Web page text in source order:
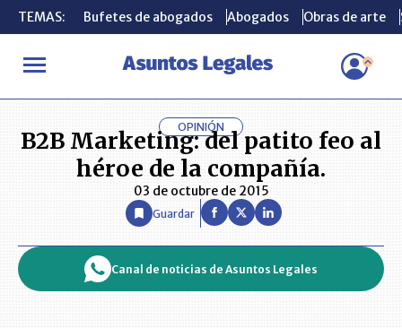
TEMAS: Bufetes de abogados Abogados Obras de arte
INICIO OPINIÓN ASUNTOS LEGALES B2B Marketing: del
TEMAS: Bufetes de abogados Abogados Obras de arte
OPINIÓN
B2B Marketing: del patito feo al
héroe de la compañía.
03 de octubre de 2015
Guardar
Canal de noticias de Asuntos Legales